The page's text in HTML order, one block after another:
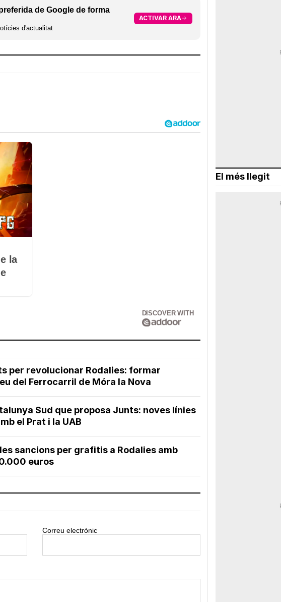
de Google de forma
d'actualitat
ACTIVAR ARA
la
DISCOVER WITH
per revolucionar Rodalies: formar
del Ferrocarril de Móra la Nova
Sud que proposa Junts: noves línies
el Prat i la UAB
sancions per grafitis a Rodalies amb
euros
Correu electrònic
El més llegit